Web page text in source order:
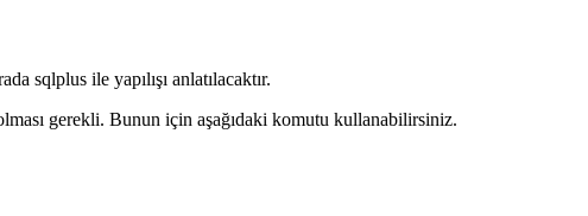
sqlplus ile yapılışı anlatılacaktır.
gerekli. Bunun için aşağıdaki komutu kullanabilirsiniz.